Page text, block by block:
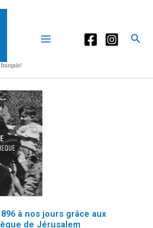
français!
à nos jours grâce aux
de Jérusalem